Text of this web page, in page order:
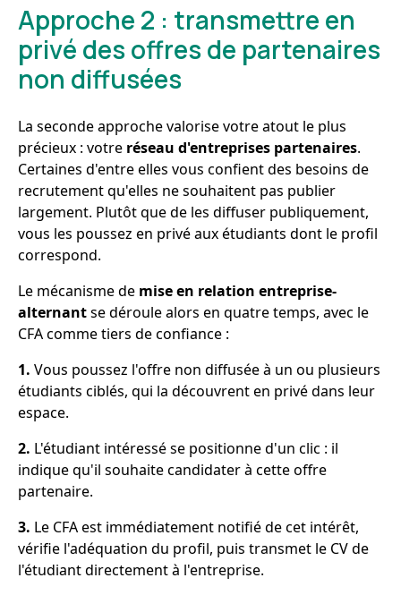
Approche 2 : transmettre en
privé des offres de partenaires
non diffusées
La seconde approche valorise votre atout le plus
précieux : votre réseau d'entreprises partenaires.
Certaines d'entre elles vous confient des besoins de
recrutement qu'elles ne souhaitent pas publier
largement. Plutôt que de les diffuser publiquement,
vous les poussez en privé aux étudiants dont le profil
correspond.
Le mécanisme de mise en relation entreprise-
alternantse déroule alors en quatre temps, avec le
CFA comme tiers de confiance :
1. Vous poussez l'offre non diffusée à un ou plusieurs
étudiants ciblés, qui la découvrent en privé dans leur
espace.
2. L'étudiant intéressé se positionne d'un clic : il
indique qu'il souhaite candidater à cette offre
partenaire.
3. Le CFA est immédiatement notifié de cet intérêt,
vérifie l'adéquation du profil, puis transmet le CV de
l'étudiant directement à l'entreprise.